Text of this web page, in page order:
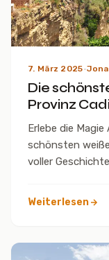
7. März 2025·
Die
Provinz
Erlebe die
schönsten
voller
Weiterlesen